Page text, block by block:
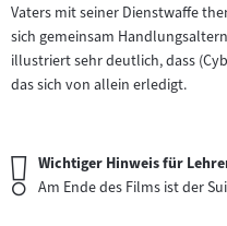
Vaters mit seiner Dienstwaffe
sich gemeinsam
illustriert sehr deutlich, dass
das sich von allein erledigt.
Wichtiger
Hinweis:
Wichtiger Hinweis für
Am Ende des Films ist der